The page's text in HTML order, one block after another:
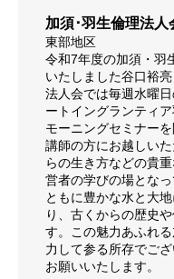
県内ネットワー
入会の流れ
会員専用ページ
加須･羽生倫理法人
東部地区
令和7年度の加須・羽
いたしました谷口裕
法人会では毎週水曜
ートイングランティ
モーニングセミナー
講師の方にお越しい
らの生き方などの貴
営者の学びの場とな
ともに豊かな水と大
り、古くからの歴史
す。この魅力あふれ
力して参る所存でご
お願いいたします。